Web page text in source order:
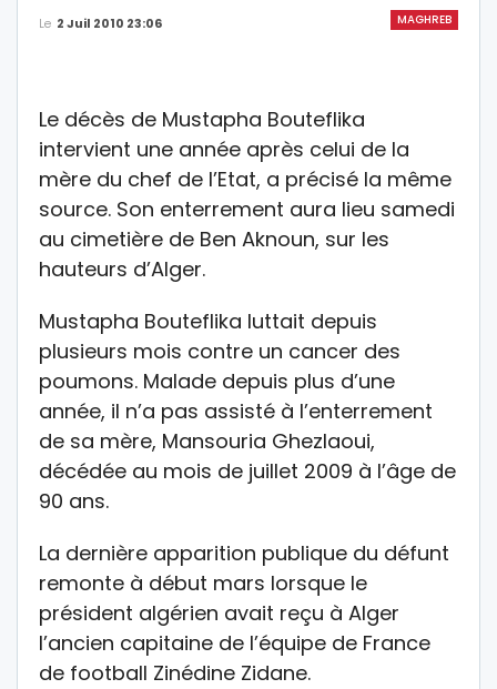
MAGHREB
Le 2 Juil 2010 23:06
Le décès de Mustapha Bouteflika
intervient une année après celui de la
mère du chef de l’Etat, a précisé la même
source. Son enterrement aura lieu samedi
au cimetière de Ben Aknoun, sur les
hauteurs d’Alger.
Mustapha Bouteflika luttait depuis
plusieurs mois contre un cancer des
poumons. Malade depuis plus d’une
année, il n’a pas assisté à l’enterrement
de sa mère, Mansouria Ghezlaoui,
décédée au mois de juillet 2009 à l’âge de
90 ans.
La dernière apparition publique du défunt
remonte à début mars lorsque le
président algérien avait reçu à Alger
l’ancien capitaine de l’équipe de France
de football Zinédine Zidane.